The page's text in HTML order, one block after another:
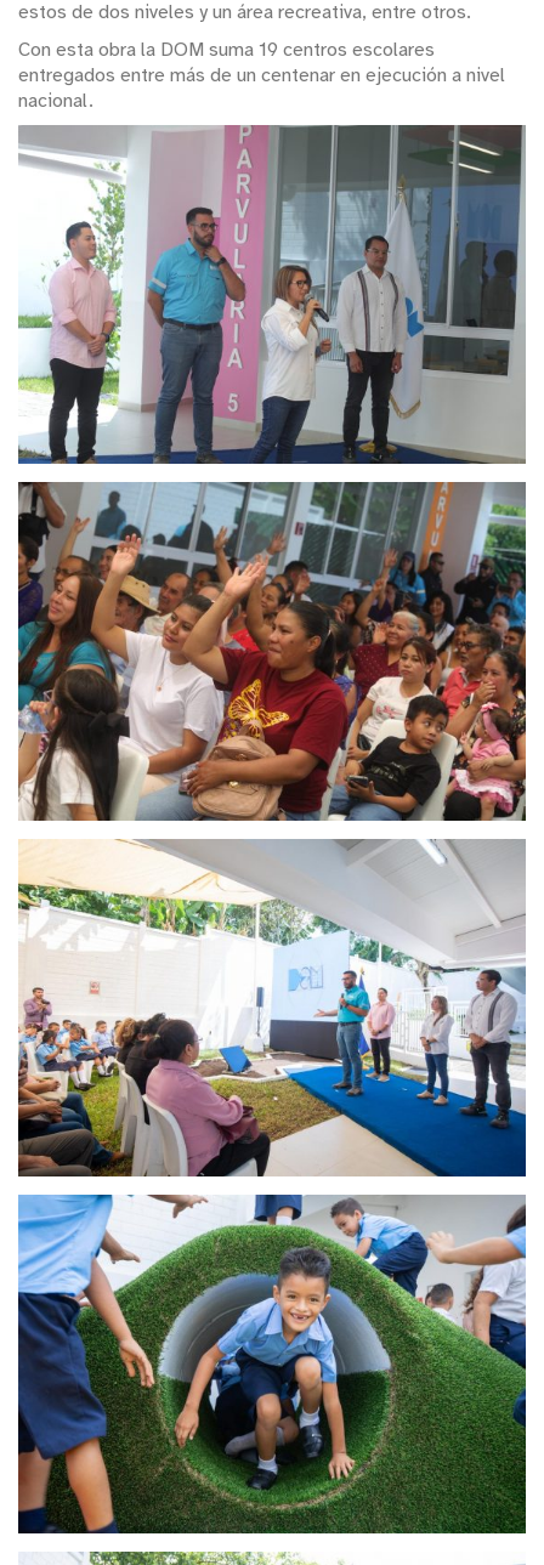
estos de dos niveles y un área recreativa, entre otros.
Con esta obra la DOM suma 19 centros escolares
entregados entre más de un centenar en ejecución a nivel
nacional.